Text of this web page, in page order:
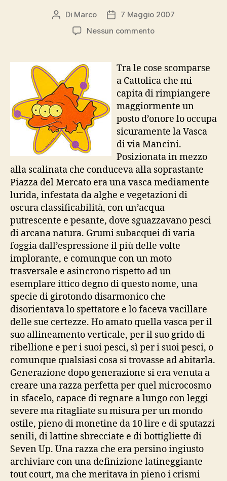
Autore
articolo
Di Marco
Data
dell'articolo
7 Maggio 2007
Nessun commentosu
fuor
d’acqua
di
via
Mancini
Tra le cose scomparse
a Cattolica che mi
capita di rimpiangere
maggiormente un
posto d’onore lo occupa
sicuramente la Vasca
di via Mancini.
Posizionata in mezzo
alla scalinata che conduceva alla soprastante
Piazza del Mercato era una vasca mediamente
lurida, infestata da alghe e vegetazioni di
oscura classificabilità, con un’acqua
putrescente e pesante, dove sguazzavano pesci
di arcana natura. Grumi subacquei di varia
foggia dall’espressione il più delle volte
implorante, e comunque con un moto
trasversale e asincrono rispetto ad un
esemplare ittico degno di questo nome, una
specie di girotondo disarmonico che
disorientava lo spettatore e lo faceva vacillare
delle sue certezze. Ho amato quella vasca per il
suo allineamento verticale, per il suo grido di
ribellione e per i suoi pesci, sì per i suoi pesci, o
comunque qualsiasi cosa si trovasse ad abitarla.
Generazione dopo generazione si era venuta a
creare una razza perfetta per quel microcosmo
in sfacelo, capace di regnare a lungo con leggi
severe ma ritagliate su misura per un mondo
ostile, pieno di monetine da 10 lire e di sputazzi
senili, di lattine sbrecciate e di bottigliette di
Seven Up. Una razza che era persino ingiusto
archiviare con una definizione latineggiante
tout court, ma che meritava in pieno i crismi